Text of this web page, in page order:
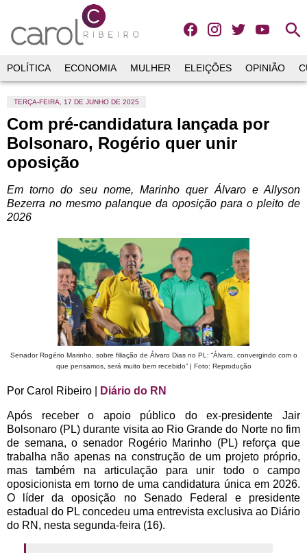
search
POLÍTICA ECONOMIA MULHER ELEIÇÕES OPINIÃO
TERÇA-FEIRA, 17 DE JUNHO DE 2025
Com pré-candidatura lançada por
Bolsonaro, Rogério quer unir
oposição
Em torno do seu nome, Marinho quer Álvaro e Allyson
Bezerra no mesmo palanque da oposição para o pleito de
2026
Senador Rogério Marinho, sobre filiação de Álvaro Dias no PL: “Álvaro, convergindo com o
que pensamos, será muito bem recebido” | Foto: Reprodução
Por Carol Ribeiro | Diário do RN
Após receber o apoio público do ex-presidente Jair
Bolsonaro (PL) durante visita ao Rio Grande do Norte no fim
de semana, o senador Rogério Marinho (PL) reforça que
trabalha não apenas na construção de um projeto próprio,
mas também na articulação para unir todo o campo
oposicionista em torno de uma candidatura única em 2026.
O líder da oposição no Senado Federal e presidente
estadual do PL concedeu uma entrevista exclusiva ao Diário
do RN, nesta segunda-feira (16).